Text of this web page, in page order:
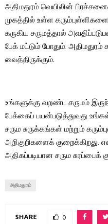
அதிமதுரம் வெயிலின்
முகத்தில் உள்ள
கருகிய சருமத்தால்
பேக் மட்டும் போதும்.
வைத்திருக்கும்.
உங்களுக்கு வறண்ட சருமம்
பேக்கைப் பயன்படுத்துவது
சரும சுருக்கங்கள் மற்றும்
அறிகுறிகளைக்
அதிகப்படியான சரும சுரப்பைக்
அதிமதுரம்
SHARE 0